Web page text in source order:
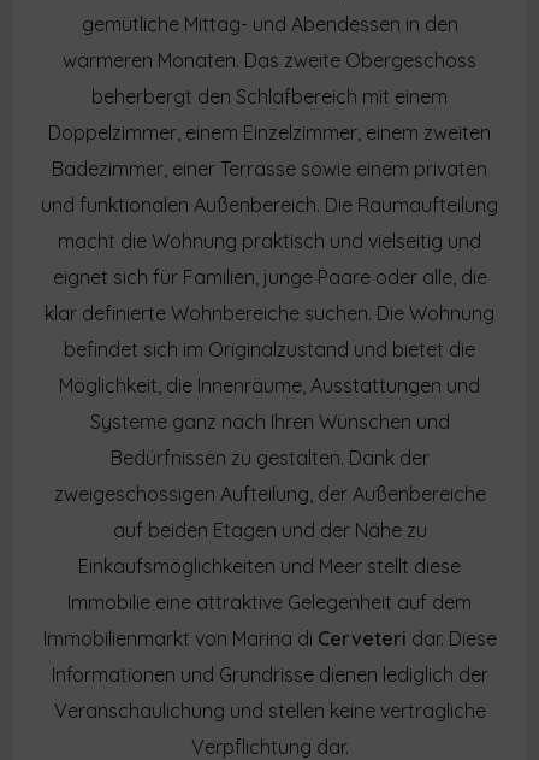
gemütliche Mittag- und Abendessen in den
wärmeren Monaten. Das zweite Obergeschoss
beherbergt den Schlafbereich mit einem
Doppelzimmer, einem Einzelzimmer, einem zweiten
Badezimmer, einer Terrasse sowie einem privaten
und funktionalen Außenbereich. Die Raumaufteilung
macht die Wohnung praktisch und vielseitig und
eignet sich für Familien, junge Paare oder alle, die
klar definierte Wohnbereiche suchen. Die Wohnung
befindet sich im Originalzustand und bietet die
Möglichkeit, die Innenräume, Ausstattungen und
Systeme ganz nach Ihren Wünschen und
Bedürfnissen zu gestalten. Dank der
zweigeschossigen Aufteilung, der Außenbereiche
auf beiden Etagen und der Nähe zu
Einkaufsmöglichkeiten und Meer stellt diese
Immobilie eine attraktive Gelegenheit auf dem
Immobilienmarkt von Marina di Cerveteri dar. Diese
Informationen und Grundrisse dienen lediglich der
Veranschaulichung und stellen keine vertragliche
Verpflichtung dar.